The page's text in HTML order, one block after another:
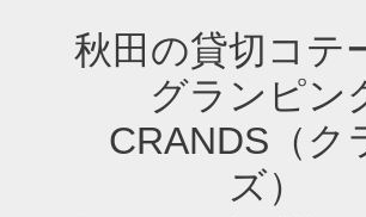
秋田の貸切コテ
グランピン
CRANDS（ク
ズ）